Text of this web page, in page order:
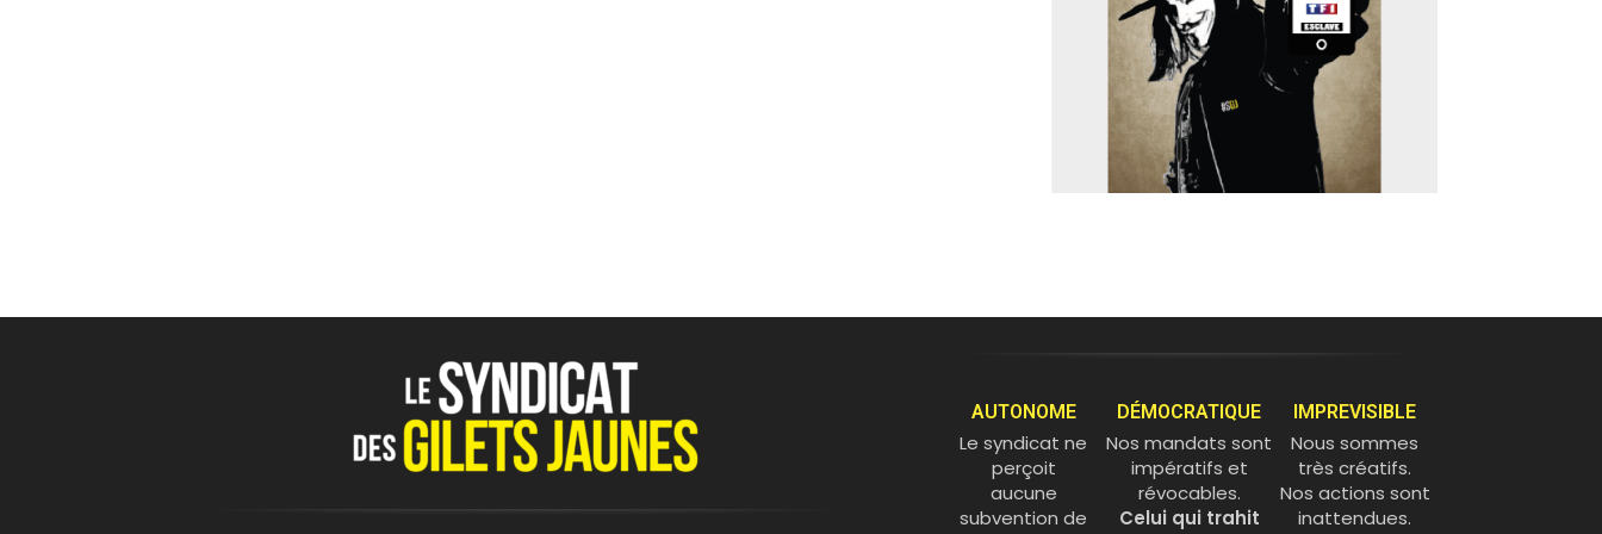
AUTONOME
Le syndicat ne
perçoit
aucune
subvention de
DÉMOCRATIQUE
Nos mandats sont
impératifs et
révocables.
Celui qui trahit
IMPREVISIBLE
Nous sommes
très créatifs.
Nos actions sont
inattendues.